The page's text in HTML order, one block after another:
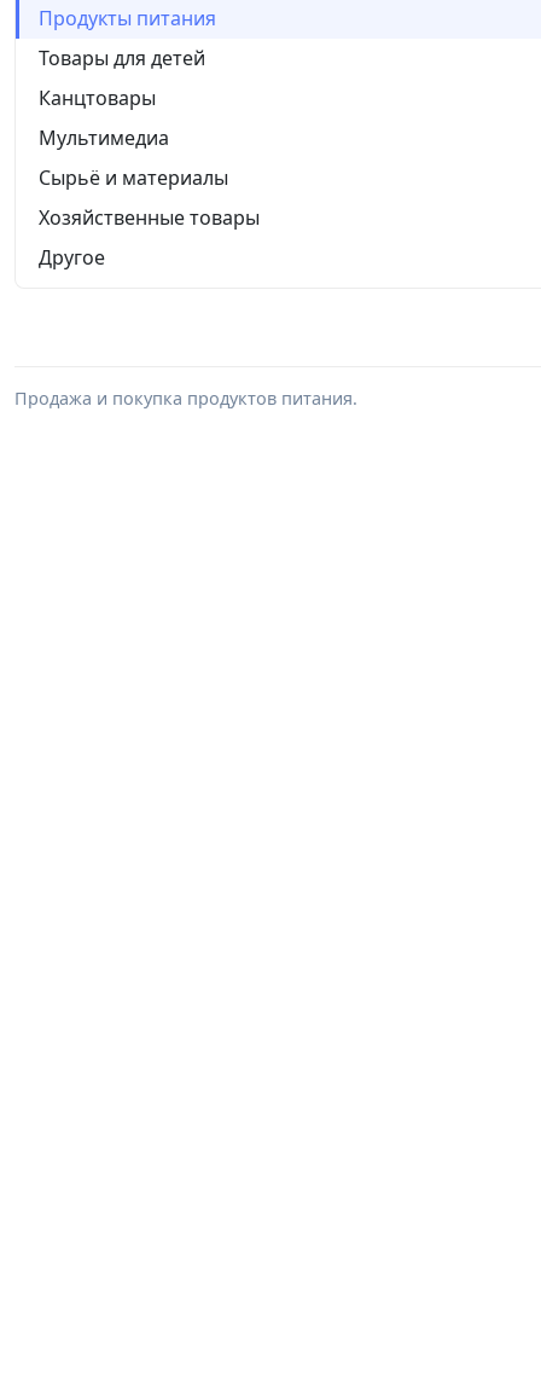
Продукты питания
Товары для детей
Канцтовары
Мультимедиа
Сырьё и материалы
Хозяйственные товары
Другое
Продажа и покупка продуктов питания.